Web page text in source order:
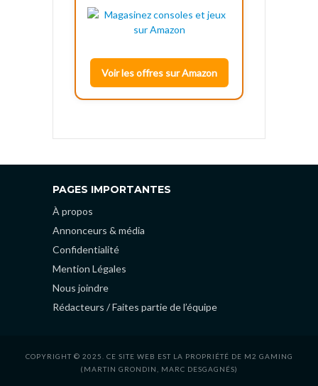
Voir les offres sur Amazon
PAGES IMPORTANTES
À propos
Annonceurs & média
Confidentialité
Mention Légales
Nous joindre
Rédacteurs / Faites partie de l’équipe
COPYRIGHT © 2025. CE SITE WEB EST LA PROPRIÉTÉ DE M2 GAMING
(MARTIN GRONDIN, MARC DESGAGNÉS)